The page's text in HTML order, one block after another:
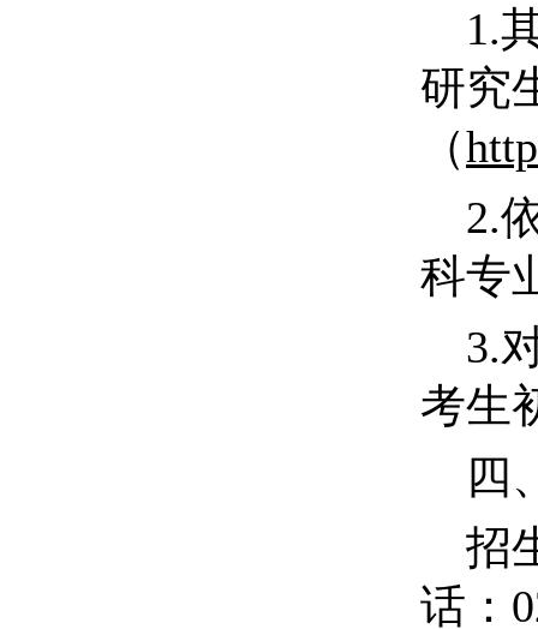
1.
研究
（
2.
科专
3.
考生
四
招
话：